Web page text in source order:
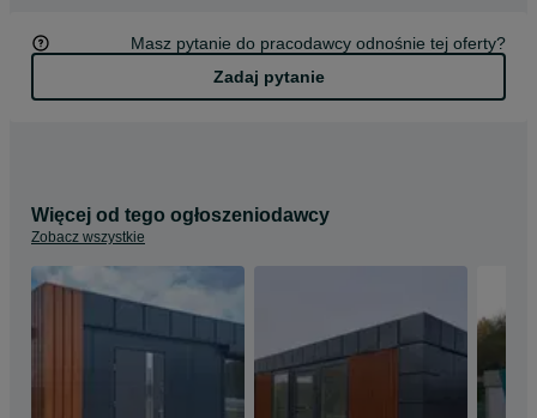
zlecenie projektowane i wyceniane jest indywidualnie, zgodnie
z jego przeznaczeniem oraz wymaganiami klienta.
Masz pytanie do pracodawcy odnośnie tej oferty?
Zadaj pytanie
Więcej od tego ogłoszeniodawcy
Zobacz wszystkie